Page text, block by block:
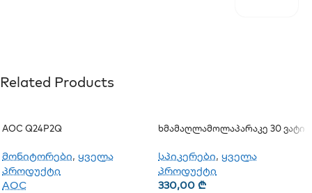
Related Products
AOC Q24P2Q
მონიტორები, ყველა
პროდუქტი
AOC
Ხმამაღლამოლაპარაკე 30 Ვატი
სპიკერები, ყველა
პროდუქტი
330,00 ₾